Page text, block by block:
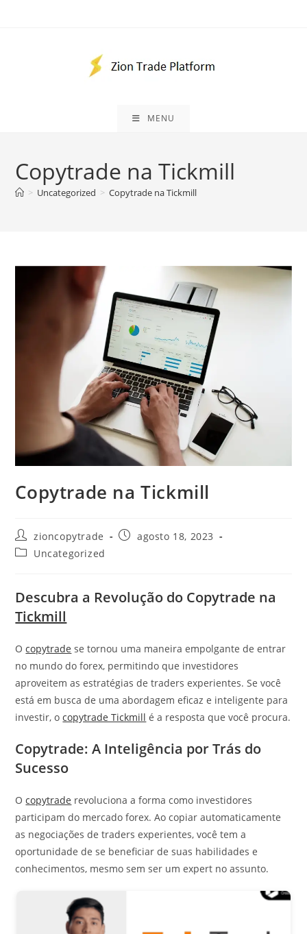
MENU
Copytrade na Tickmill
> Uncategorized > Copytrade na Tickmill
Copytrade na Tickmill
Autor
do
post:
zioncopytrade
Postagosto 18, 2023
Categoria
Uncategorized
Descubra a Revolução do Copytrade na
Tickmill
Ocopytrade se tornou uma maneira empolgante de entrar
no mundo do forex, permitindo que investidores
aproveitem as estratégias de traders experientes. Se você
está em busca de uma abordagem eficaz e inteligente para
investir, ocopytrade Tickmill é a resposta que você procura.
Copytrade: A Inteligência por Trás do
Sucesso
Ocopytrade revoluciona a forma como investidores
participam do mercado forex. Ao copiar automaticamente
as negociações de traders experientes, você tem a
oportunidade de se beneficiar de suas habilidades e
conhecimentos, mesmo sem ser um expert no assunto.